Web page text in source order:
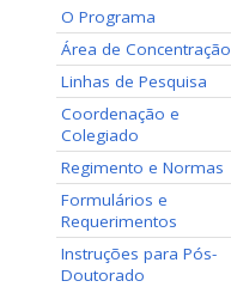
O Programa
Área de Concentração
Linhas de Pesquisa
Coordenação e
Colegiado
Regimento e Normas
Formulários e
Requerimentos
Instruções para Pós-
Doutorado